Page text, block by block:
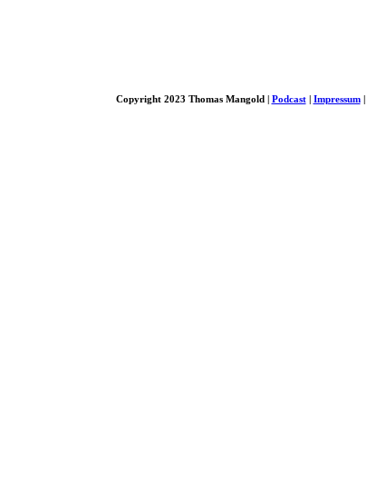
Copyright 2023 Thomas Mangold | Podcast| Impressum|